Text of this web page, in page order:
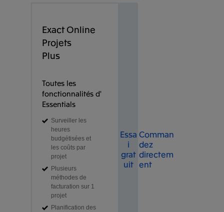
Exact Online
Projets
Plus
Toutes les
fonctionnalités d'
Essentials
Surveiller les
heures
budgétisées et
les coûts par
projet
Plusieurs
méthodes de
facturation sur 1
projet
Planification des
Essa
i
grat
uit
Comman
dez
directem
ent